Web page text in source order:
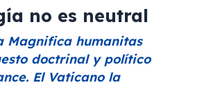
no es neutral
Magnifica humanitas
doctrinal y político
El Vaticano la